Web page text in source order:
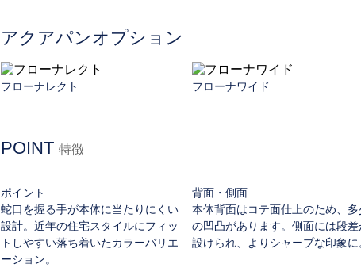
アクアパンオプション
フローナレクト フローナワイド
POINT 特徴
ポイント
蛇口を握る手が本体に当たりにくい
設計。近年の住宅スタイルにフィッ
トしやすい落ち着いたカラーバリエ
ーション。
背面・側面
本体背面はコテ面仕上のため、多
の凹凸があります。側面には段差
設けられ、よりシャープな印象に